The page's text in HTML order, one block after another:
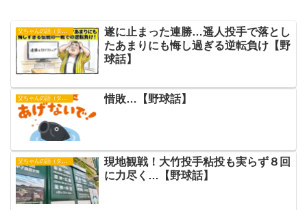
父ちゃんの話（タイガース）
遂に止まった連勝…遥人投手で落とし
たあまりにも悔し過ぎる逆転負け【野
球話】
父ちゃんの話（タイガース） 惜敗…【野球話】
現地観戦！大竹投手粘投も実らず８回
に力尽く…【野球話】